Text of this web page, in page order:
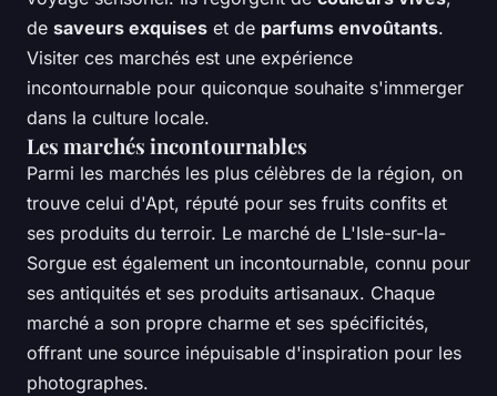
de saveurs exquises et de parfums envoûtants.
Visiter ces marchés est une expérience
incontournable pour quiconque souhaite s'immerger
dans la culture locale.
Les marchés incontournables
Parmi les marchés les plus célèbres de la région, on
trouve celui d'Apt, réputé pour ses fruits confits et
ses produits du terroir. Le marché de L'Isle-sur-la-
Sorgue est également un incontournable, connu pour
ses antiquités et ses produits artisanaux. Chaque
marché a son propre charme et ses spécificités,
offrant une source inépuisable d'inspiration pour les
photographes.